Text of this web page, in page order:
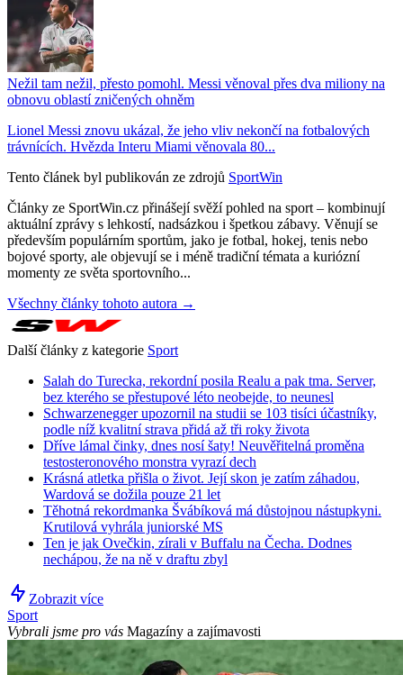
Nežil tam nežil, přesto pomohl. Messi věnoval přes dva miliony na
obnovu oblastí zničených ohněm
Lionel Messi znovu ukázal, že jeho vliv nekončí na fotbalových
trávnících. Hvězda Interu Miami věnovala 80...
Tento článek byl publikován ze zdrojů SportWin
Články ze SportWin.cz přinášejí svěží pohled na sport – kombinují
aktuální zprávy s lehkostí, nadsázkou i špetkou zábavy. Věnují se
především populárním sportům, jako je fotbal, hokej, tenis nebo
bojové sporty, ale objevují se i méně tradiční témata a kuriózní
momenty ze světa sportovního...
Všechny články tohoto autora →
Další články z kategorie Sport
Salah do Turecka, rekordní posila Realu a pak tma. Server,
bez kterého se přestupové léto neobejde, to neunesl
Schwarzenegger upozornil na studii se 103 tisíci účastníky,
podle níž kvalitní strava přidá až tři roky života
Dříve lámal činky, dnes nosí šaty! Neuvěřitelná proměna
testosteronového monstra vyrazí dech
Krásná atletka přišla o život. Její skon je zatím záhadou,
Wardová se dožila pouze 21 let
Těhotná rekordmanka Švábíková má důstojnou nástupkyni.
Krutilová vyhrála juniorské MS
Ten je jak Ovečkin, zírali v Buffalu na Čecha. Dodnes
nechápou, že na ně v draftu zbyl
Zobrazit více
Sport
Vybrali jsme pro vás Magazíny a zajímavosti